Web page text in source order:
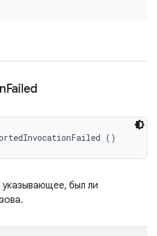
Failed
()
был ли